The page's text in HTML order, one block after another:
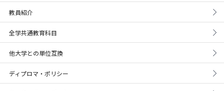
教員紹介
全学共通教育科目
他大学との単位互換
ディプロマ・ポリシー